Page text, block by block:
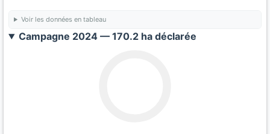
Voir les données en tableau
Campagne 2024 — 170.2 ha déclarée